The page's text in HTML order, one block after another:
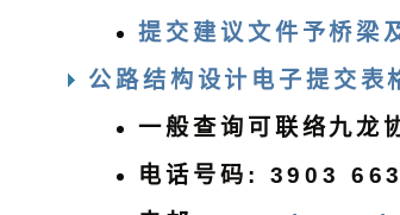
提交建议文件予桥梁
公路结构设计电子提交表
一般查询可联络九龙
电话号码: 3903